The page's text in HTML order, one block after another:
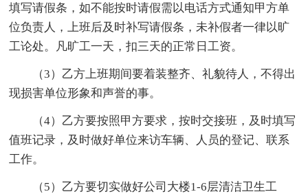
填写请假条，如不能按时请假需以电话方式通知甲方单
位负责人，上班后及时补写请假条，未补假者一律以旷
工论处。凡旷工一天，扣三天的正常日工资。
（3）乙方上班期间要着装整齐、礼貌待人，不得出
现损害单位形象和声誉的事。
（4）乙方要按照甲方要求，按时交接班，及时填写
值班记录，及时做好单位来访车辆、人员的登记、联系
工作。
（5）乙方要切实做好公司大楼1-6层清洁卫生工